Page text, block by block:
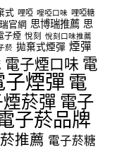
式 哩啞 哩啞口味 哩啞糖
官網 思博瑞推薦 思
子煙 悅刻 悅刻口味推薦
菸 拋棄式煙彈 煙彈
電子煙口味 電
子煙彈 電
菸彈 電子
子菸品牌
推薦 電子菸糖